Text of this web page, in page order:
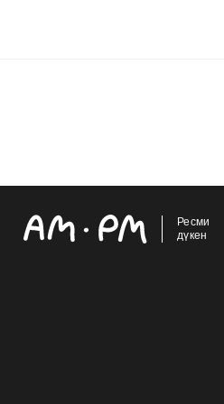
Ресми
дүкен